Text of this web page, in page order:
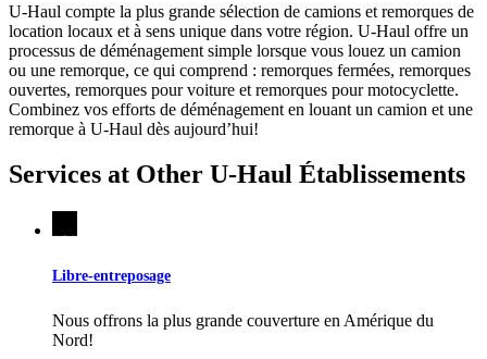
U-Haul compte la plus grande sélection de camions et remorques de
location locaux et à sens unique dans votre région. U-Haul offre un
processus de déménagement simple lorsque vous louez un camion
ou une remorque, ce qui comprend : remorques fermées, remorques
ouvertes, remorques pour voiture et remorques pour motocyclette.
Combinez vos efforts de déménagement en louant un camion et une
remorque à U-Haul dès aujourd’hui!
Services at Other U-Haul Établissements
Libre-entreposage
Nous offrons la plus grande couverture en Amérique du
Nord!